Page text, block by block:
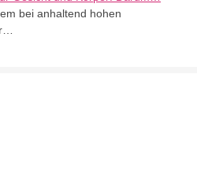
bei anhaltend hohen